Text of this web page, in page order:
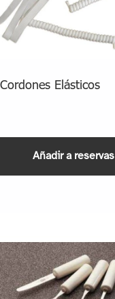
Cordones Elásticos
Añadir a reservas